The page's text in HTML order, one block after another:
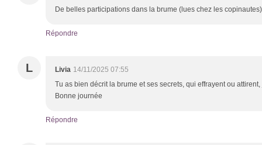
De belles participations dans la brume (lues chez les
Répondre
L Livia 14/11/2025 07:55
Tu as bien décrit la brume et ses secrets, qui effrayent ou
Bonne journée
Répondre